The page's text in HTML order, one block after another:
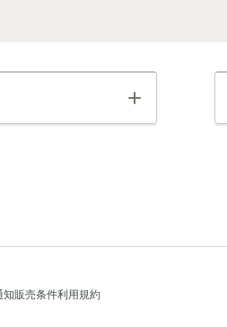
Toggle
知販売条件利用規約